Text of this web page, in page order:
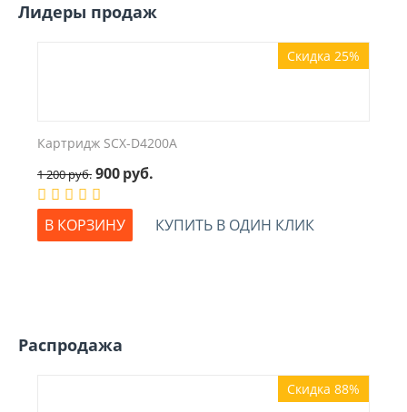
Лидеры продаж
Скидка 25%
Картридж SCX-D4200A
1 200руб. 900руб.
В КОРЗИНУ КУПИТЬ В ОДИН КЛИК
Распродажа
Скидка 88%